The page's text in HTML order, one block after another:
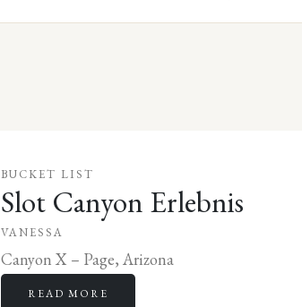
BUCKET LIST
Slot Canyon Erlebnis
VANESSA
Canyon X – Page, Arizona
READ MORE